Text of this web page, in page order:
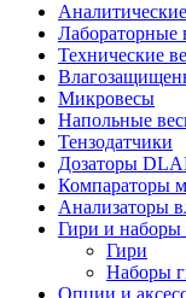
Лабораторные
Технические
Микровесы
Напольные
Тензодатчики
Дозаторы
Компараторы
Анализаторы
Гири и наборы
Гири
Наборы
Опции и